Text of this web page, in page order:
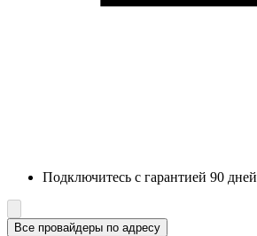
Подключитесь с гарантией 90 дней
Все провайдеры по адресу